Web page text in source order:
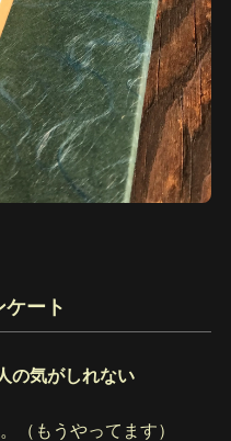
ート
の気がしれない
（もうやってます）